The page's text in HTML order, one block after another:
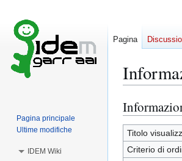
Vai
alla
navigazione
Vai
alla
ricerca
Titolo
Criterio di
Pagina
Pagina principale
Ultime modifiche
IDEM Wiki